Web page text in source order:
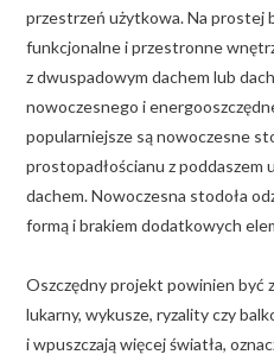
przestrzeń użytkowa. Na prostej
funkcjonalne i przestronne
z dwuspadowym dachem lub
nowoczesnego i
popularniejsze są nowoczesne
prostopadłościanu z poddaszem
dachem. Nowoczesna stodoła
formą i brakiem dodatkowych
Oszczędny projekt powinien być
lukarny, wykusze, ryzality czy
i wpuszczają więcej światła,